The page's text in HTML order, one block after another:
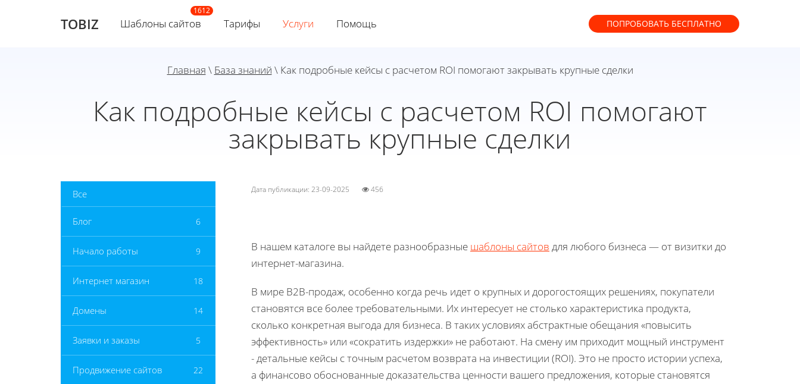
TOBIZ Шаблоны сайтов Тарифы Услуги Помощь ПОПРОБОВАТЬ БЕСПЛАТНО
Главная \ База знаний \ Как подробные кейсы с расчетом ROI помогают закрывать крупные сделки
Как подробные кейсы с расчетом ROI помогают
закрывать крупные сделки
Все
Блог 6
Начало работы 9
Интернет магазин 18
Домены 14
Заявки и заказы 5
Продвижение сайтов 22
Дата публикации: 23-09-2025 456
В нашем каталоге вы найдете разнообразные шаблоны сайтов для любого бизнеса — от визитки до
интернет-магазина.
В мире B2B-продаж, особенно когда речь идет о крупных и дорогостоящих решениях, покупатели
становятся все более требовательными. Их интересует не столько характеристика продукта,
сколько конкретная выгода для бизнеса. В таких условиях абстрактные обещания «повысить
эффективность» или «сократить издержки» не работают. На смену им приходит мощный инструмент
- детальные кейсы с точным расчетом возврата на инвестиции (ROI). Это не просто истории успеха,
а финансово обоснованные доказательства ценности вашего предложения, которые становятся